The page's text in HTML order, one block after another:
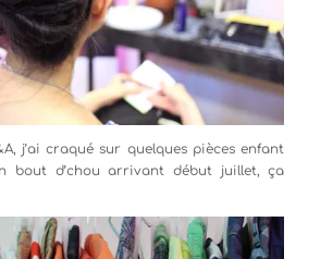
j’ai craqué sur quelques pièces enfant
bout d’chou arrivant début juillet, ça